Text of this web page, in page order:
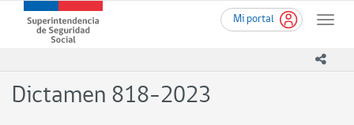
contenido
Mi portal
Toggle
Superintendencia
de
-
Dictamen 818-2023